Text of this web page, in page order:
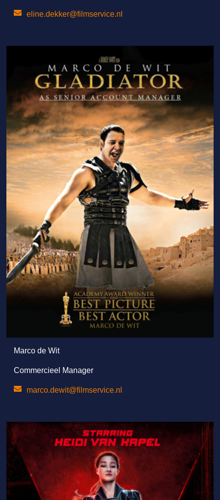
eline.dekker@filmservice.nl
Marco de Wit
Commercieel Manager
marco.dewit@filmservice.nl